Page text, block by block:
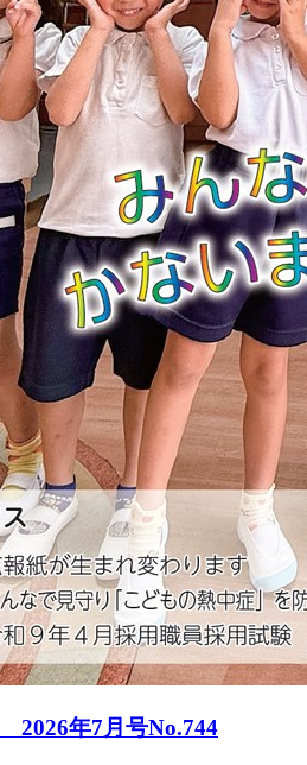
年7月号No.744